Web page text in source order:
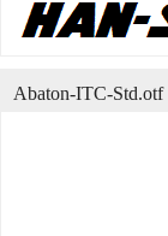
Abaton-ITC-Std.otf